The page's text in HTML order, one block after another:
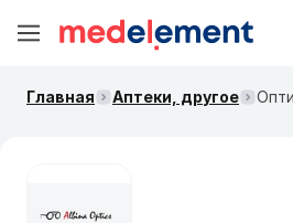
Главная Аптеки, другое